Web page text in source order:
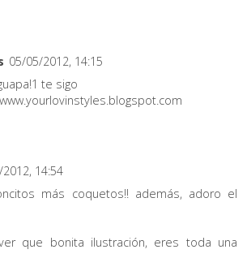
05/05/2012, 14:15
te sigo
14:54
más coquetos!! además, adoro el
que bonita ilustración, eres toda una